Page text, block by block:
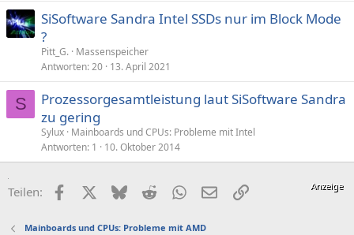
SiSoftware Sandra Intel SSDs nur im Block Mode
?
Pitt_G. Massenspeicher
Antworten 20 13. April 2021
S
Prozessorgesamtleistung laut SiSoftware Sandra
zu gering
Sylux Mainboards und CPUs: Probleme mit Intel
Antworten 1 10. Oktober 2014
Teilen: FacebookX (Twitter)
BlueskyRedditWhatsApp
E-MailLink
Mainboards und CPUs: Probleme mit AMD